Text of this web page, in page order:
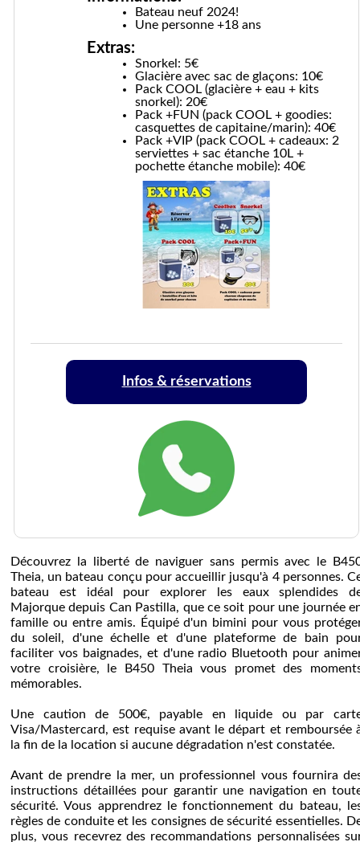
Bateau neuf 2024!
Une personne +18 ans
Extras:
Snorkel: 5€
Glacière avec sac de glaçons: 10€
Pack COOL (glacière + eau + kits
snorkel): 20€
Pack +FUN (pack COOL + goodies:
casquettes de capitaine/marin): 40€
Pack +VIP (pack COOL + cadeaux: 2
serviettes + sac étanche 10L +
pochette étanche mobile): 40€
Infos & réservations
Découvrez la liberté de naviguer sans permis avec le
Theia, un bateau conçu pour accueillir jusqu'à 4 personnes.
bateau est idéal pour explorer les eaux splendides
Majorque depuis Can Pastilla, que ce soit pour une journée
famille ou entre amis. Équipé d'un bimini pour vous
du soleil, d'une échelle et d'une plateforme de bain
faciliter vos baignades, et d'une radio Bluetooth pour
votre croisière, le B450 Theia vous promet des
mémorables.
Une caution de 500€, payable en liquide ou par
Visa/Mastercard, est requise avant le départ et remboursée
la fin de la location si aucune dégradation n'est constatée.
Avant de prendre la mer, un professionnel vous fournira
instructions détaillées pour garantir une navigation en
sécurité. Vous apprendrez le fonctionnement du bateau,
règles de conduite et les consignes de sécurité essentielles.
plus, vous recevrez des recommandations personnalisées